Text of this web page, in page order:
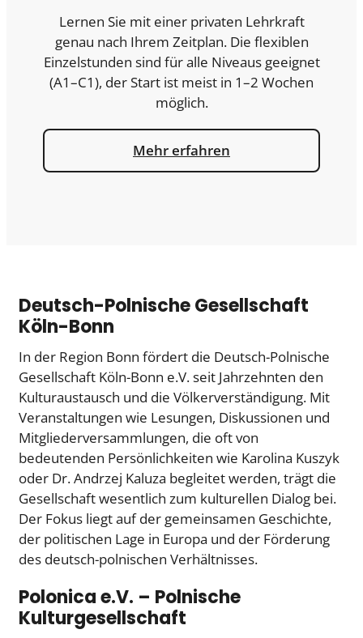
Lernen Sie mit einer privaten Lehrkraft
genau nach Ihrem Zeitplan. Die flexiblen
Einzelstunden sind für alle Niveaus geeignet
(A1–C1), der Start ist meist in 1–2 Wochen
möglich.
Mehr erfahren
Deutsch-Polnische Gesellschaft
Köln-Bonn
In der Region Bonn fördert die Deutsch-Polnische
Gesellschaft Köln-Bonn e.V. seit Jahrzehnten den
Kulturaustausch und die Völkerverständigung. Mit
Veranstaltungen wie Lesungen, Diskussionen und
Mitgliederversammlungen, die oft von
bedeutenden Persönlichkeiten wie Karolina Kuszyk
oder Dr. Andrzej Kaluza begleitet werden, trägt die
Gesellschaft wesentlich zum kulturellen Dialog bei.
Der Fokus liegt auf der gemeinsamen Geschichte,
der politischen Lage in Europa und der Förderung
des deutsch-polnischen Verhältnisses.
Polonica e.V. – Polnische
Kulturgesellschaft